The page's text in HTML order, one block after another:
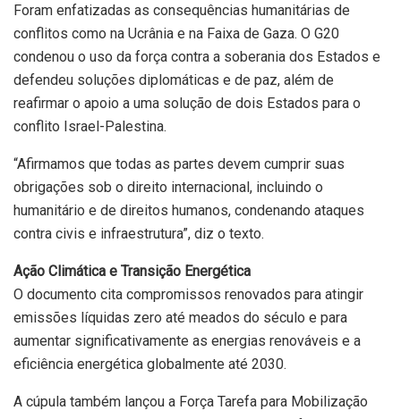
Foram enfatizadas as consequências humanitárias de
conflitos como na Ucrânia e na Faixa de Gaza. O G20
condenou o uso da força contra a soberania dos Estados e
defendeu soluções diplomáticas e de paz, além de
reafirmar o apoio a uma solução de dois Estados para o
conflito Israel-Palestina.
“Afirmamos que todas as partes devem cumprir suas
obrigações sob o direito internacional, incluindo o
humanitário e de direitos humanos, condenando ataques
contra civis e infraestrutura”, diz o texto.
Ação Climática e Transição Energética
O documento cita compromissos renovados para atingir
emissões líquidas zero até meados do século e para
aumentar significativamente as energias renováveis e a
eficiência energética globalmente até 2030.
A cúpula também lançou a Força Tarefa para Mobilização